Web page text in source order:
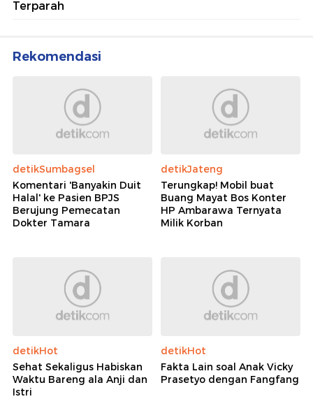
Terparah
Rekomendasi
detikSumbagsel
Komentari 'Banyakin Duit
Halal' ke Pasien BPJS
Berujung Pemecatan
Dokter Tamara
detikJateng
Terungkap! Mobil buat
Buang Mayat Bos Konter
HP Ambarawa Ternyata
Milik Korban
detikHot
Sehat Sekaligus Habiskan
Waktu Bareng ala Anji dan
Istri
detikHot
Fakta Lain soal Anak Vicky
Prasetyo dengan Fangfang